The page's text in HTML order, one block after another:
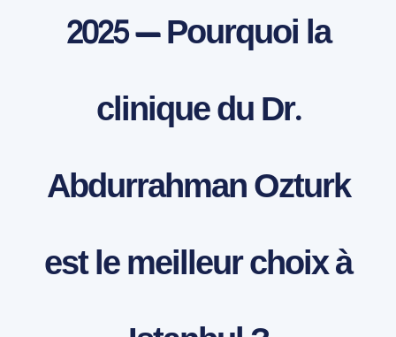
2025 — Pourquoi la
clinique du Dr.
Abdurrahman Ozturk
est le meilleur choix à